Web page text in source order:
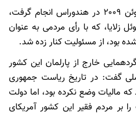
پس از کودتای نظامی که در 28 ژوئن 2009 در هندوراس انجام گرفت،
زلایا، که با رأی مردمی به عنوان
بود، از مسئولیت کنار زده شد.
خارج از پارلمان این کشور
گفت: در تاریخ ریاست جمهوری
مالیات وضع نکرده بود، اما دولت
را بر مردم فقیر این کشور آمریکای